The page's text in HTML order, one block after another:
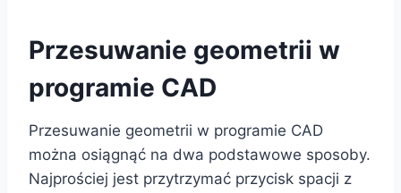
Przesuwanie geometrii w
programie CAD
Przesuwanie geometrii w programie CAD
można osiągnąć na dwa podstawowe sposoby.
Najprościej jest przytrzymać przycisk spacji z